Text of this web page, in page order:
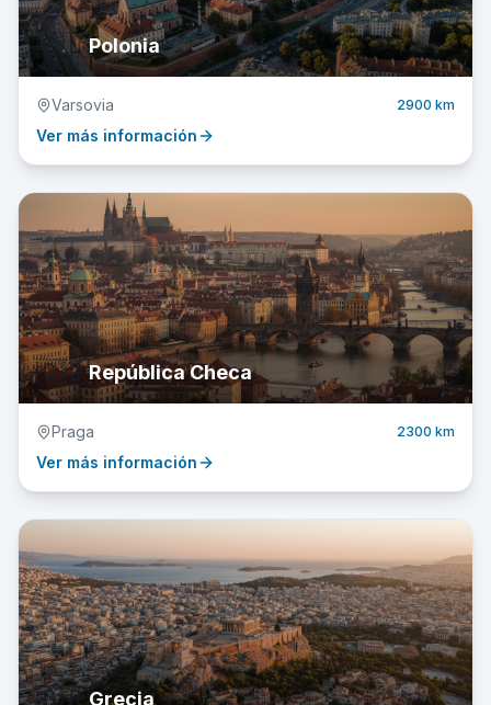
🇵🇱Polonia
Varsovia 2900 km
Ver más información
🇨🇿República Checa
Praga 2300 km
Ver más información
Grecia